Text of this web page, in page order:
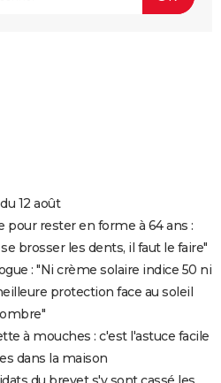
12 août
pour rester en forme à 64 ans :
brosser les dents, il faut le faire"
: "Ni crème solaire indice 50 ni
protection face au soleil
à mouches : c'est l'astuce facile
dans la maison